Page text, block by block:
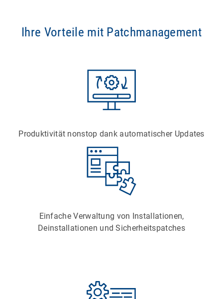
Ihre Vorteile mit Patchmanagement
Produktivität nonstop dank automatischer Updates
Einfache Verwaltung von Installationen,
Deinstallationen und Sicherheitspatches